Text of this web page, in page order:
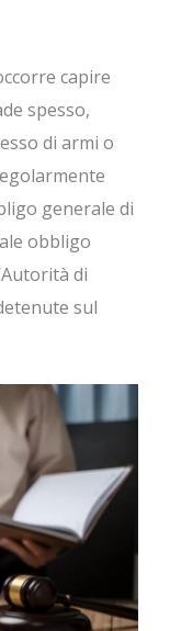
capire
spesso,
di armi o
generale di
obbligo
di
sul